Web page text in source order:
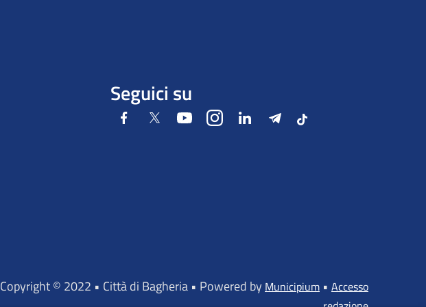
Seguici su
FacebookTwitter YoutubeInstagramLinkedIn Telegram
Tiktok
Copyright © 2022 • Città di Bagheria • Powered by Municipium • Accesso